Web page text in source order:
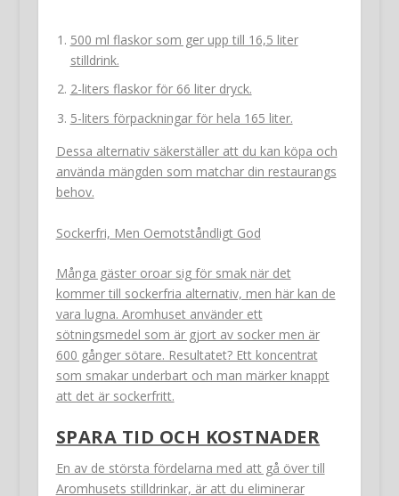
500 ml flaskor som ger upp till 16,5 liter
stilldrink.
2-liters flaskor för 66 liter dryck.
5-liters förpackningar för hela 165 liter.
Dessa alternativ säkerställer att du kan köpa och
använda mängden som matchar din restaurangs
behov.
Sockerfri, Men Oemotståndligt God
Många gäster oroar sig för smak när det
kommer till sockerfria alternativ, men här kan de
vara lugna. Aromhuset använder ett
sötningsmedel som är gjort av socker men är
600 gånger sötare. Resultatet? Ett koncentrat
som smakar underbart och man märker knappt
att det är sockerfritt.
SPARA TID OCH KOSTNADER
En av de största fördelarna med att gå över till
Aromhusets stilldrinkar, är att du eliminerar